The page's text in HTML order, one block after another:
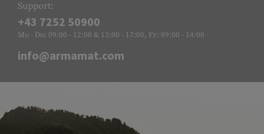
Support:
+43 7252 50900
Mo - Do: 09:00 - 12:00 & 13:00 - 17:00, Fr: 09:00 - 14:00
info@armamat.com